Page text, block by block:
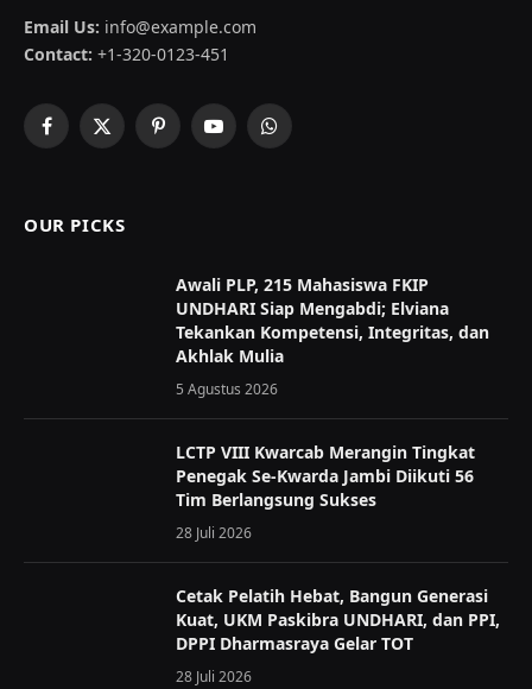
Email Us: info@example.com
Contact: +1-320-0123-451
Facebook
X
PinterestYouTubeWhatsApp
OUR PICKS
Awali PLP, 215 Mahasiswa FKIP
UNDHARI Siap Mengabdi; Elviana
Tekankan Kompetensi, Integritas, dan
Akhlak Mulia
5 Agustus 2026
LCTP VIII Kwarcab Merangin Tingkat
Penegak Se-Kwarda Jambi Diikuti 56
Tim Berlangsung Sukses
28 Juli 2026
Cetak Pelatih Hebat, Bangun Generasi
Kuat, UKM Paskibra UNDHARI, dan PPI,
DPPI Dharmasraya Gelar TOT
28 Juli 2026